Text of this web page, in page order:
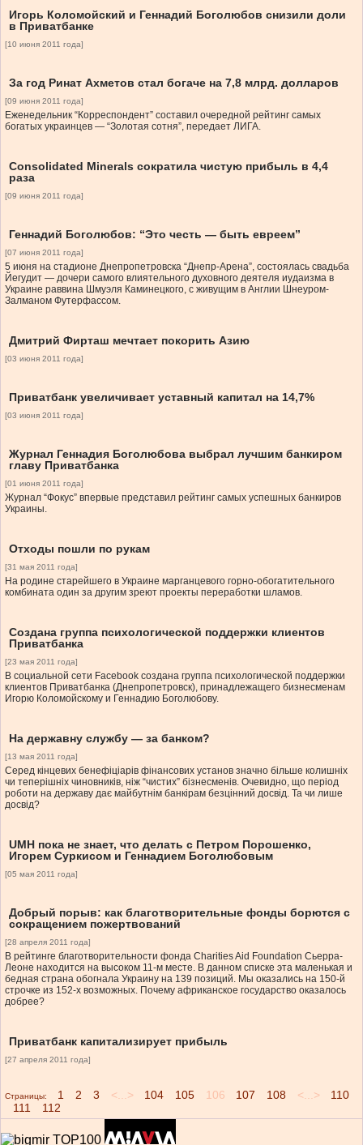
Игорь Коломойский и Геннадий Боголюбов снизили доли
в Приватбанке
[10 июня 2011 года]
За год Ринат Ахметов стал богаче на 7,8 млрд. долларов
[09 июня 2011 года]
Еженедельник “Корреспондент” составил очередной рейтинг самых
богатых украинцев — “Золотая сотня”, передает ЛИГА.
Consolidated Minerals сократила чистую прибыль в 4,4
раза
[09 июня 2011 года]
Геннадий Боголюбов: “Это честь — быть евреем”
[07 июня 2011 года]
5 июня на стадионе Днепропетровска “Днепр-Арена”, состоялась свадьба
Йегудит — дочери самого влиятельного духовного деятеля иудаизма в
Украине раввина Шмуэля Каминецкого, с живущим в Англии Шнеуром-
Залманом Футерфассом.
Дмитрий Фирташ мечтает покорить Азию
[03 июня 2011 года]
Приватбанк увеличивает уставный капитал на 14,7%
[03 июня 2011 года]
Журнал Геннадия Боголюбова выбрал лучшим банкиром
главу Приватбанка
[01 июня 2011 года]
Журнал “Фокус” впервые представил рейтинг самых успешных банкиров
Украины.
Отходы пошли по рукам
[31 мая 2011 года]
На родине старейшего в Украине марганцевого горно-обогатительного
комбината один за другим зреют проекты переработки шламов.
Создана группа психологической поддержки клиентов
Приватбанка
[23 мая 2011 года]
В социальной сети Facebook создана группа психологической поддержки
клиентов Приватбанка (Днепропетровск), принадлежащего бизнесменам
Игорю Коломойскому и Геннадию Боголюбову.
На державну службу — за банком?
[13 мая 2011 года]
Серед кінцевих бенефіціарів фінансових установ значно більше колишніх
чи теперішніх чиновників, ніж “чистих” бізнесменів. Очевидно, що період
роботи на державу дає майбутнім банкірам безцінний досвід. Та чи лише
досвід?
UMH пока не знает, что делать c Петром Порошенко,
Игорем Суркисом и Геннадием Боголюбовым
[05 мая 2011 года]
Добрый порыв: как благотворительные фонды борются с
сокращением пожертвований
[28 апреля 2011 года]
В рейтинге благотворительности фонда Charities Aid Foundation Сьерра-
Леоне находится на высоком 11-м месте. В данном списке эта маленькая и
бедная страна обогнала Украину на 139 позиций. Мы оказались на 150-й
строчке из 152-х возможных. Почему африканское государство оказалось
добрее?
Приватбанк капитализирует прибыль
[27 апреля 2011 года]
Страницы: 1 2 3 <...> 104 105 106 107 108 <...>
110
111
112